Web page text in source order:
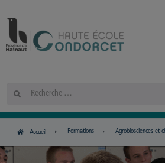
Rechercher
Accueil Formations Agrobiosciences et